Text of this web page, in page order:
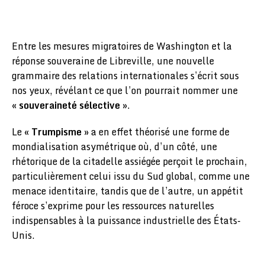
Entre les mesures migratoires de Washington et la
réponse souveraine de Libreville, une nouvelle
grammaire des relations internationales s’écrit sous
nos yeux, révélant ce que l’on pourrait nommer une
« souveraineté sélective».
Le « Trumpisme» a en effet théorisé une forme de
mondialisation asymétrique où, d’un côté, une
rhétorique de la citadelle assiégée perçoit le prochain,
particulièrement celui issu du Sud global, comme une
menace identitaire, tandis que de l’autre, un appétit
féroce s’exprime pour les ressources naturelles
indispensables à la puissance industrielle des États-
Unis.